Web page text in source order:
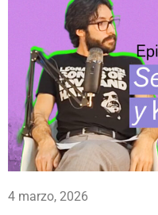
4 marzo, 2026